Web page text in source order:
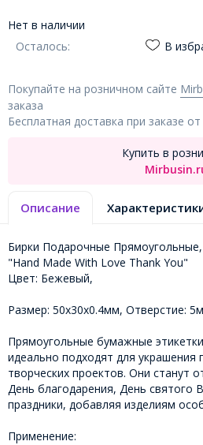
Нет в наличии
Осталось:
В
Покупайте на розничном сайте
заказа
Бесплатная доставка при заказе
Купить в
Описание
Бирки Подарочные
"Hand Made With Love Thank You"
Цвет: Бежевый,
Размер: 50x30х0.4мм, Отверстие:
Прямоугольные бумажные
идеально подходят для украшения
творческих проектов. Они станут
День благодарения, День святого
праздники, добавляя изделиям
Применение: